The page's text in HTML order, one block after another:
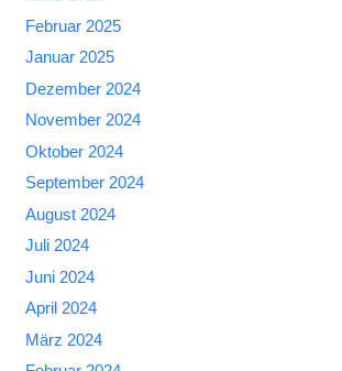
Februar 2025
Januar 2025
Dezember 2024
November 2024
Oktober 2024
September 2024
August 2024
Juli 2024
Juni 2024
April 2024
März 2024